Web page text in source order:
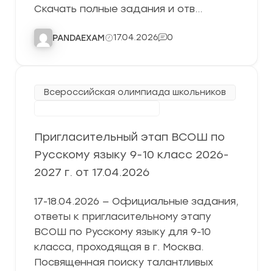
Скачать полные задания и отв…
PANDAEXAM 17.04.2026 0
Всероссийская олимпиада школьников
Пригласительный этап ВСОШ по
Русскому языку 9-10 класс 2026-
2027 г. от 17.04.2026
17-18.04.2026 — Официальные задания,
ответы к пригласительному этапу
ВСОШ по Русскому языку для 9-10
класса, проходящая в г. Москва.
Посвященная поиску талантливых